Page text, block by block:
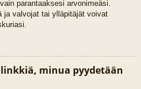
parantaaksesi arvonimeäsi.
ja valvojat tai ylläpitäjät voivat
minua pyydetään